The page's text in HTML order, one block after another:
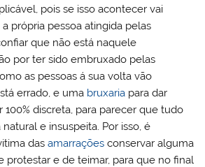
pois se isso acontecer vai
própria pessoa atingida pelas
que não está naquele
por ter sido embruxado pelas
as pessoas á sua volta vão
errado, e uma bruxaria para dar
discreta, para parecer que tudo
e insuspeita. Por isso, é
dasamarrações conservar alguma
protestar e de teimar, para que no final